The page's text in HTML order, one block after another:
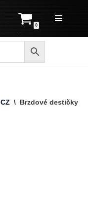
0
CZ \ Brzdové destičky